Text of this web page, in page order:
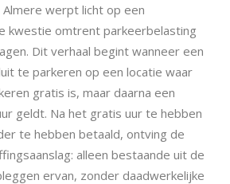
werpt licht op een
kwestie omtrent parkeerbelasting
Dit verhaal begint wanneer een
te parkeren op een locatie waar
gratis is, maar daarna een
geldt. Na het gratis uur te hebben
te hebben betaald, ontving de
alleen bestaande uit de
ervan, zonder daadwerkelijke